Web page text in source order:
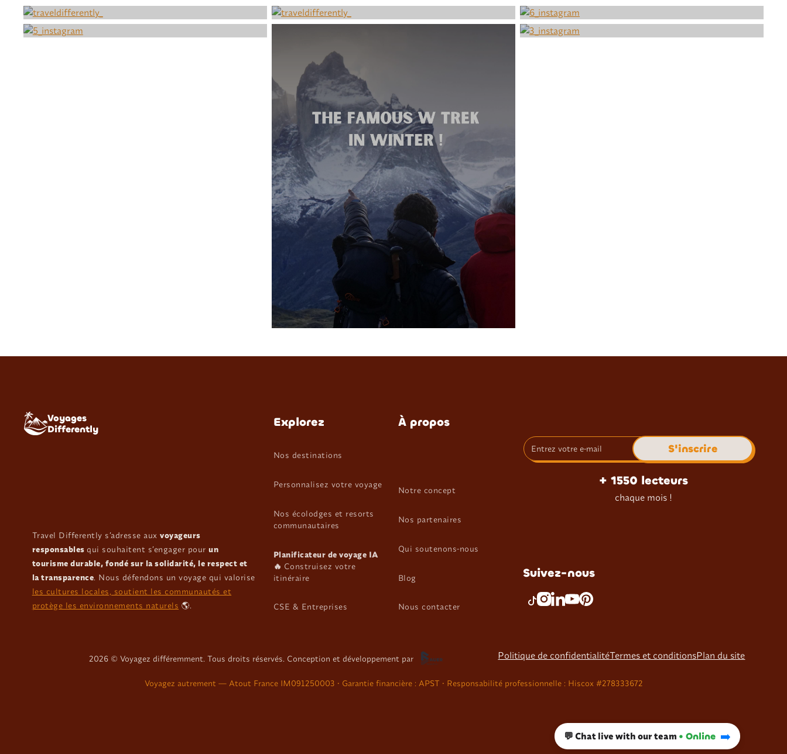
Voyages
Differently
Travel Differently s’adresse auxvoyageurs
responsables qui souhaitent s’engager pourun
tourisme durable, fondé sur la solidarité, le respect et
la transparence. Nous défendons un voyage qui valorise
les cultures locales, soutient les communautés et
protège les environnements naturels 🌎.
Explorez
Nos destinations
Personnalisez votre voyage
Nos écolodges et resorts
communautaires
Planificateur de voyage IA
🔥 Construisez votre
itinéraire
CSE & Entreprises
À propos
Notre concept
Nos partenaires
Qui soutenons-nous
Blog
Nous contacter
Suivez-nous
+ 1550 lecteurs
chaque mois !
2026 © Voyagez différemment. Tous droits réservés. Conception et développement par Politique de confidentialitéTermes et conditionsPlan du site
Voyagez autrement — Atout France IM091250003 • Garantie financière : APST • Responsabilité professionnelle : Hiscox #278333672
💬 Chat live with our team • Online ➡️